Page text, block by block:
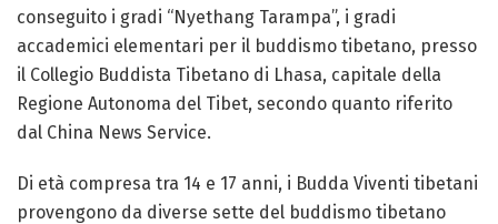
conseguito i gradi “Nyethang Tarampa”, i gradi
accademici elementari per il buddismo tibetano, presso
il Collegio Buddista Tibetano di Lhasa, capitale della
Regione Autonoma del Tibet, secondo quanto riferito
dal China News Service.
Di età compresa tra 14 e 17 anni, i Budda Viventi tibetani
provengono da diverse sette del buddismo tibetano